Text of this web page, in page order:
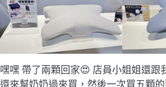
嘿嘿 帶了兩顆回家😍 店員小姐姐還跟
還來幫奶奶過來買，然後一次買五顆